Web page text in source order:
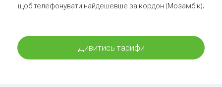
щоб телефонувати найдешевше за кордон (Мозамбік).
Дивитись тарифи